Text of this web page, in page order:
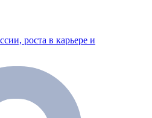
роста в карьере и